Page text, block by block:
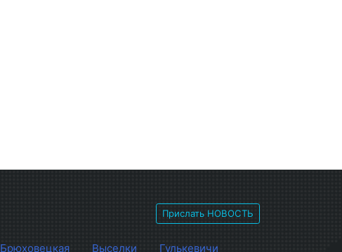
Прислать НОВОСТЬ
Брюховецкая Выселки Гулькевичи